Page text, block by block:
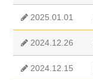
2025.01.01
2024.12.26
2024.12.15